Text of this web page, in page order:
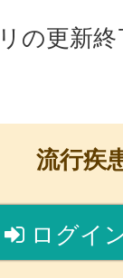
の更新
流行疾
ログイ